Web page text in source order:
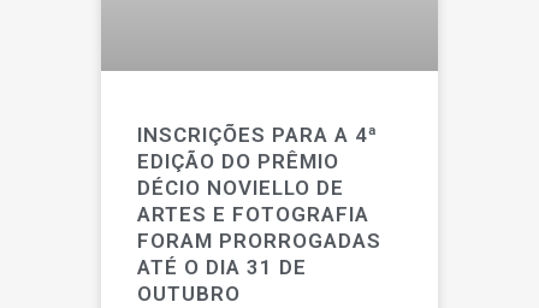
INSCRIÇÕES PARA A 4ª
EDIÇÃO DO PRÊMIO
DÉCIO NOVIELLO DE
ARTES E FOTOGRAFIA
FORAM PRORROGADAS
ATÉ O DIA 31 DE
OUTUBRO